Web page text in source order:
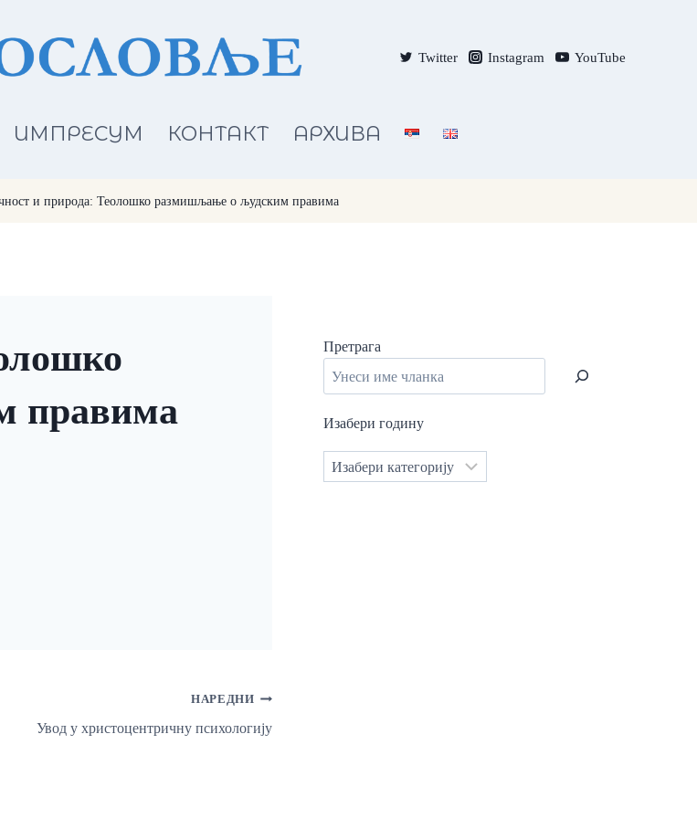
Twitter Instagram YouTube
ИМПРЕСУМ КОНТАКТ АРХИВА
и природа: Теолошко размишљање о људским правима
правима
НАРЕДНИ
Увод у христоцентричну психологију
Претрага
Изабери годину
Категорије